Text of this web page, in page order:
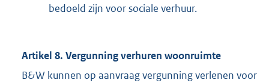
bedoeld zijn voor sociale verhuur.
Artikel 8. Vergunning verhuren woonruimte
B&W kunnen op aanvraag vergunning verlenen voor